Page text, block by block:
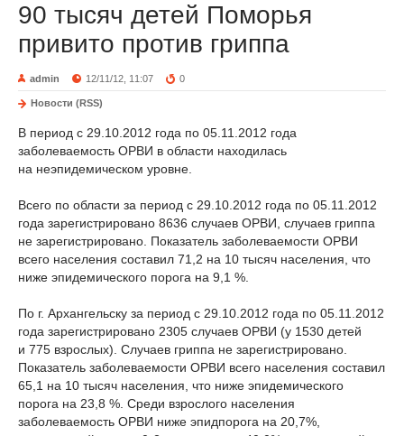
90 тысяч детей Поморья
привито против гриппа
admin 12/11/12, 11:07 0
Новости (RSS)
В период с 29.10.2012 года по 05.11.2012 года
заболеваемость ОРВИ в области находилась
на неэпидемическом уровне.
Всего по области за период с 29.10.2012 года по 05.11.2012
года зарегистрировано 8636 случаев ОРВИ, случаев гриппа
не зарегистрировано. Показатель заболеваемости ОРВИ
всего населения составил 71,2 на 10 тысяч населения, что
ниже эпидемического порога на 9,1 %.
По г. Архангельску за период с 29.10.2012 года по 05.11.2012
года зарегистрировано 2305 случаев ОРВИ (у 1530 детей
и 775 взрослых). Случаев гриппа не зарегистрировано.
Показатель заболеваемости ОРВИ всего населения составил
65,1 на 10 тысяч населения, что ниже эпидемического
порога на 23,8 %. Среди взрослого населения
заболеваемость ОРВИ ниже эпидпорога на 20,7%,